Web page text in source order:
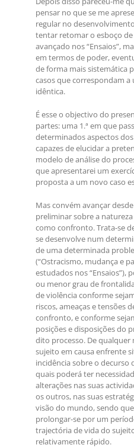
pensar no que se me
regular no
tentar retomar o esboço
avançado nos “Ensaios”,
em termos de poder,
de forma mais sistemática
casos que correspondam
idêntica.
É esse o objectivo do
partes: uma 1.ª em que
determinados aspectos
capazes de elucidar a
modelo de análise do
que apresentarei um
proposta a um novo caso
Mas convém avançar
preliminar sobre a
como confronto. Trata-se
se desenvolve num
de uma determinada
(“Ostracismo, mudança e
estudados nos “Ensaios”),
ou menor grau de
de violência conforme
riscos, ameaças e tensões
confronto, e conforme
posições e disposições do
dito processo. De qualquer
sujeito em causa enfrente
incidência sobre o decurso
quais poderá ter
alterações nas suas
os outros, nas suas
visão do mundo, sendo
prolongar-se por um
trajectória de vida do
relativamente rápido.